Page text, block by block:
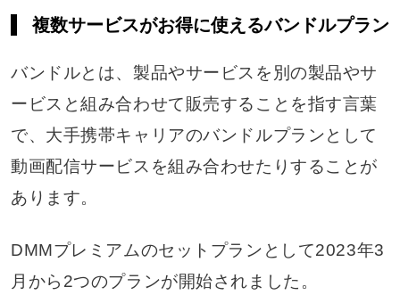
複数サービスがお得に使えるバンドルプラン
バンドルとは、製品やサービスを別の製品やサ
ービスと組み合わせて販売することを指す言葉
で、大手携帯キャリアのバンドルプランとして
動画配信サービスを組み合わせたりすることが
あります。
DMMプレミアムのセットプランとして2023年3
月から2つのプランが開始されました。